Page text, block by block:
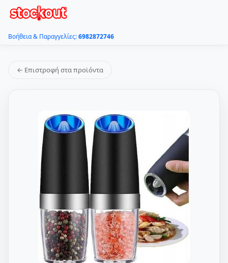
Βοήθεια & Παραγγελίες:6982872746
← Επιστροφή στα προϊόντα